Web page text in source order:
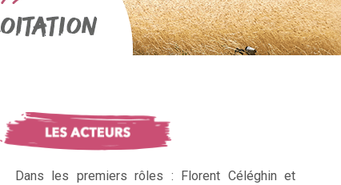
Dans les premiers rôles : Florent Céléghin et